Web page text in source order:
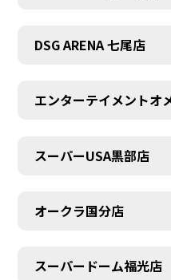
DSG ARENA 七尾店
エンターテイメントオ
スーパーUSA黒部店
オークラ国分店
スーパードーム福光店